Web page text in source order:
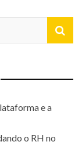
e a
o RH no